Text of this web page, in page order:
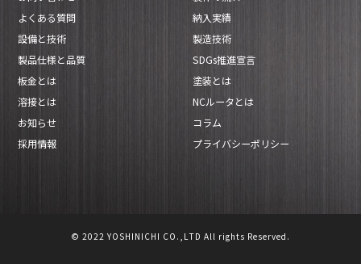
よくある質問
納入実績
設備と技術
製造技術
製品仕様と品質
SDGs推進宣言
板金とは
塗装とは
溶接とは
NCルータとは
お知らせ
コラム
採用情報
プライバシーポリシー
© 2022 YOSHINICHI CO.,LTD All rights Reserved.